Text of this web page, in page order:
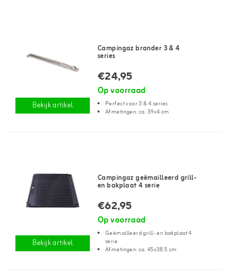
Bekijk artikel
Campingaz brander 3 & 4
series
€24,95
Op voorraad
Perfect voor 3 & 4 series
Afmetingen: ca. 39x4 cm
Bekijk artikel
Campingaz geëmailleerd grill-
en bakplaat 4 serie
€62,95
Op voorraad
Geëmailleerd grill- en bakplaat 4
serie
Afmetingen: ca. 45x38.5 cm